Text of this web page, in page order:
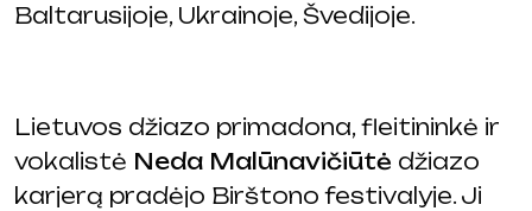
Baltarusijoje, Ukrainoje, Švedijoje.
Lietuvos džiazo primadona, fleitininkė ir
vokalistė Neda Malūnavičiūtė džiazo
karjerą pradėjo Birštono festivalyje. Ji